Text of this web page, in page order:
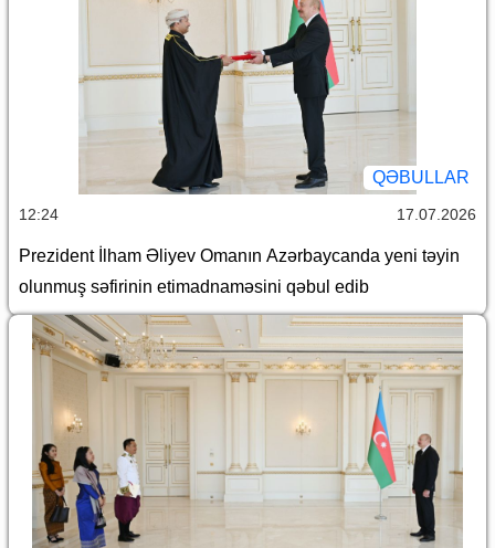
QƏBULLAR
12:24 17.07.2026
Prezident İlham Əliyev Omanın Azərbaycanda yeni təyin
olunmuş səfirinin etimadnaməsini qəbul edib